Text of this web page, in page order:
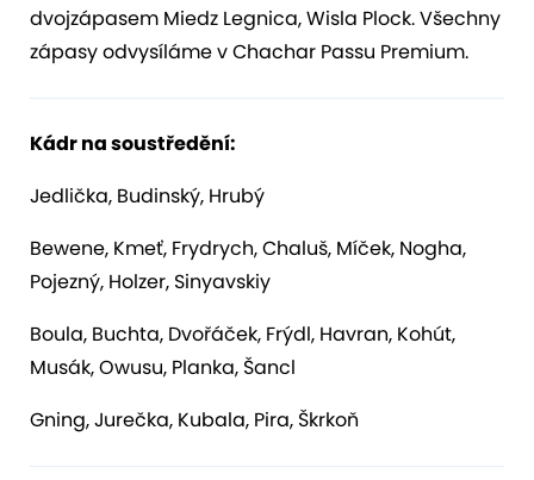
dvojzápasem Miedz Legnica, Wisla Plock. Všechny
zápasy odvysíláme v Chachar Passu Premium.
Kádr na soustředění:
Jedlička, Budinský, Hrubý
Bewene, Kmeť, Frydrych, Chaluš, Míček, Nogha,
Pojezný, Holzer, Sinyavskiy
Boula, Buchta, Dvořáček, Frýdl, Havran, Kohút,
Musák, Owusu, Planka, Šancl
Gning, Jurečka, Kubala, Pira, Škrkoň